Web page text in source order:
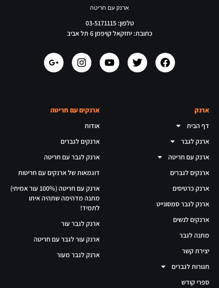
ארנק עם חריטה
טלפון: 03-5171115
כתובת: יחזקאל קויפמן 6 תל אביב
ארנק
דף הבית
ארנק לגבר
ארנק עם חריטה
ארנקים לגברים
ארנק כרטיסים
ארנק לגבר סמסונייט
ארנקים לנשים
מתנה לגבר
יצירת קשר
חגורות לגברים
ספרי קודש
ארנקים עם חריטה
אודות
ארנקים לגברים
ארנק לגבר עם חריטה
דוגמאות של ארנקים עם חריטות
ארנק עם חריטה (100% עור אמיתי)
מתנה מדהימה שתהיה איתו
לתמיד!
ארנק לגבר עור
ארנק עור לגבר עם חריטה
ארנק לגבר מעור